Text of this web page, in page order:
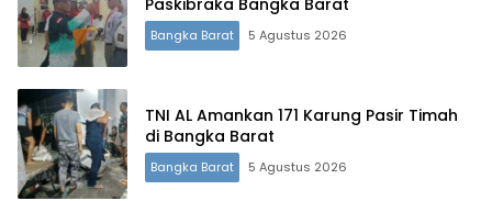
Paskibraka Bangka Barat
Bangka Barat 5 Agustus 2026
TNI AL Amankan 171 Karung Pasir Timah
di Bangka Barat
Bangka Barat 5 Agustus 2026